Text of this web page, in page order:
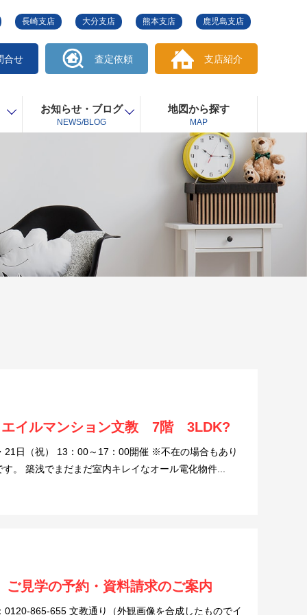
長崎支店 大分支店 熊本支店 鹿児島支店
合せ 査定依頼 支店紹介
お知らせ・ブログ
NEWS/BLOG
地図から探す
MAP
イルマンション文教 7階 3LDK?
21日（祝） 13：00～17：00開催 ※不在の場合もあり
。 築浅でまだまだ室内キレイなオール電化物件...
見学の予約・資料請求のご案内
865-655 文教通り（外観画像を合成したものでイ